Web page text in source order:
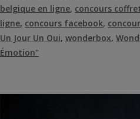
belgique en ligne, concours
ligne, concours facebook,
Un Jour Un Oui, wonderbox,
Émotion"